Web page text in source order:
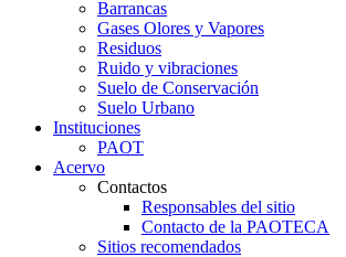
Barrancas
Gases Olores y Vapores
Residuos
Ruido y vibraciones
Suelo de Conservación
Suelo Urbano
Instituciones
PAOT
Acervo
Contactos
Responsables del sitio
Contacto de la PAOTECA
Sitios recomendados